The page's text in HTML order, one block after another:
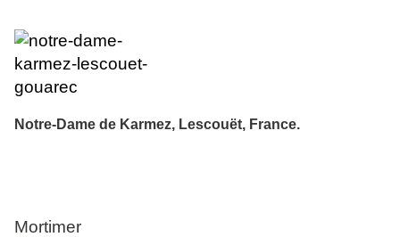
Notre-Dame de Karmez Lescouët France
Mortimer